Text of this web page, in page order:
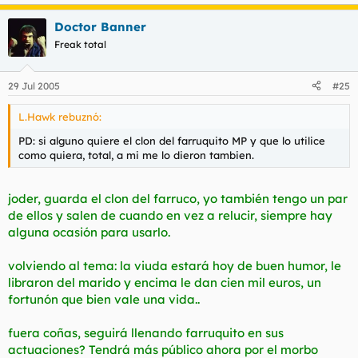
Doctor Banner
Freak total
29 Jul 2005 #25
L.Hawk rebuznó:
PD: si alguno quiere el clon del farruquito MP y que lo utilice
como quiera, total, a mi me lo dieron tambien.
joder, guarda el clon del farruco, yo también tengo un par
de ellos y salen de cuando en vez a relucir, siempre hay
alguna ocasión para usarlo.
volviendo al tema: la viuda estará hoy de buen humor, le
libraron del marido y encima le dan cien mil euros, un
fortunón que bien vale una vida..
fuera coñas, seguirá llenando farruquito en sus
actuaciones? Tendrá más público ahora por el morbo